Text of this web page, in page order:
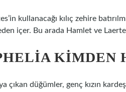
kullanacağı kılıç zehire
içer. Bu arada Hamlet ve
KIMDEN
çıkan düğümler, genç kızın